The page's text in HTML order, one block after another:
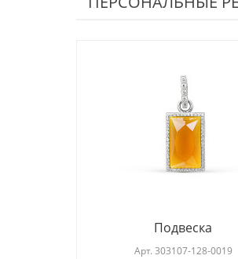
Подвеска
Арт. 303107-128-0019